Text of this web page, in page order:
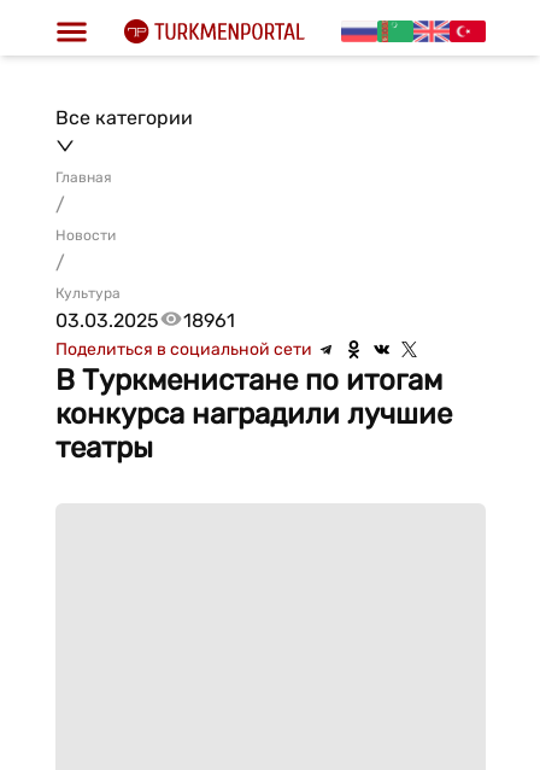
Все категории
Главная
/
Новости
/
Культура
03.03.2025 18961
Поделиться в социальной сети
В Туркменистане по итогам
конкурса наградили лучшие
театры